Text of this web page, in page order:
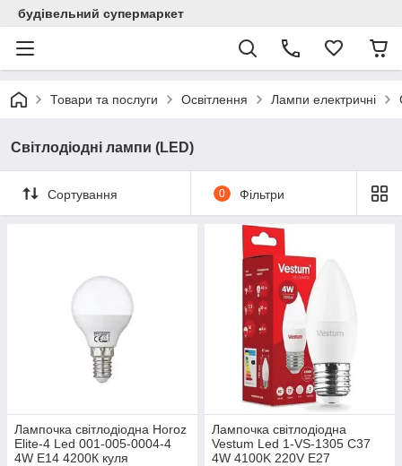
будівельний супермаркет
Товари та послуги Освітлення Лампи електричні
Світлодіодні лампи (LED)
Сортування 0 Фільтри
Лампочка світлодіодна Horoz
Elite-4 Led 001-005-0004-4
4W E14 4200К куля
Лампочка світлодіодна
Vestum Led 1-VS-1305 C37
4W 4100K 220V E27